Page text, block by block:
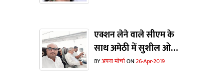
एक्शन लेने वाले सीएम के
साथ अमेठी में सुशील ओझा
भी
BYअपना मोर्चाON26-Apr-2019